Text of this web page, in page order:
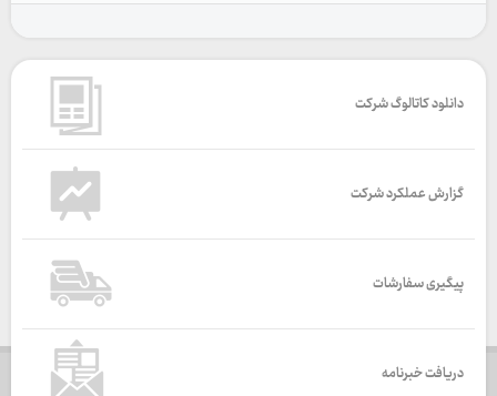
دانلود کاتالوگ شرکت
گزارش عملکرد شرکت
پیگیری سفارشات
دریافت خبرنامه